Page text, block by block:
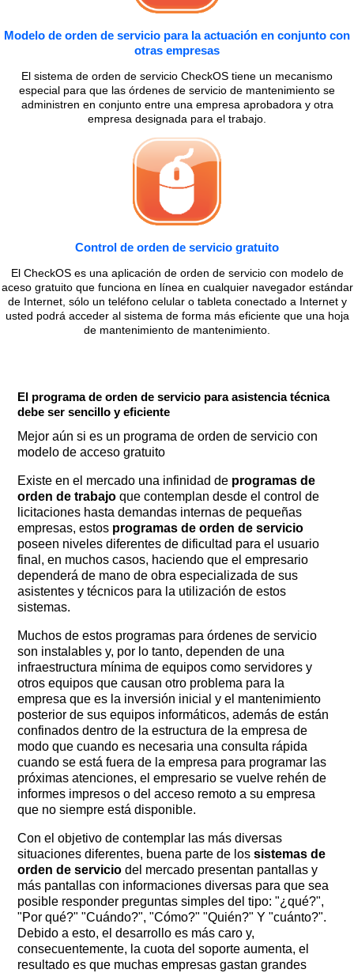
Modelo de orden de servicio para la actuación en conjunto con
otras empresas
El sistema de orden de servicio CheckOS tiene un mecanismo
especial para que las órdenes de servicio de mantenimiento se
administren en conjunto entre una empresa aprobadora y otra
empresa designada para el trabajo.
Control de orden de servicio gratuito
El CheckOS es una aplicación de orden de servicio con modelo de
aceso gratuito que funciona en línea en cualquier navegador estándar
de Internet, sólo un teléfono celular o tableta conectado a Internet y
usted podrá acceder al sistema de forma más eficiente que una hoja
de mantenimiento de mantenimiento.
El programa de orden de servicio para asistencia técnica
debe ser sencillo y eficiente
Mejor aún si es un programa de orden de servicio con
modelo de acceso gratuito
Existe en el mercado una infinidad de programas de
orden de trabajo que contemplan desde el control de
licitaciones hasta demandas internas de pequeñas
empresas, estos programas de orden de servicio
poseen niveles diferentes de dificultad para el usuario
final, en muchos casos, haciendo que el empresario
dependerá de mano de obra especializada de sus
asistentes y técnicos para la utilización de estos
sistemas.
Muchos de estos programas para órdenes de servicio
son instalables y, por lo tanto, dependen de una
infraestructura mínima de equipos como servidores y
otros equipos que causan otro problema para la
empresa que es la inversión inicial y el mantenimiento
posterior de sus equipos informáticos, además de están
confinados dentro de la estructura de la empresa de
modo que cuando es necesaria una consulta rápida
cuando se está fuera de la empresa para programar las
próximas atenciones, el empresario se vuelve rehén de
informes impresos o del acceso remoto a su empresa
que no siempre está disponible.
Con el objetivo de contemplar las más diversas
situaciones diferentes, buena parte de lossistemas de
orden de servicio del mercado presentan pantallas y
más pantallas con informaciones diversas para que sea
posible responder preguntas simples del tipo: "¿qué?", ​​
"Por qué?" "Cuándo?", "Cómo?" "Quién?" Y "cuánto?".
Debido a esto, el desarrollo es más caro y,
consecuentemente, la cuota del soporte aumenta, el
resultado es que muchas empresas gastan grandes